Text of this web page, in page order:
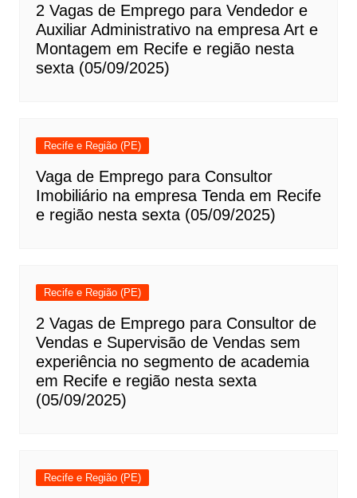
2 Vagas de Emprego para Vendedor e
Auxiliar Administrativo na empresa Art e
Montagem em Recife e região nesta
sexta (05/09/2025)
Recife e Região (PE)
Vaga de Emprego para Consultor
Imobiliário na empresa Tenda em Recife
e região nesta sexta (05/09/2025)
Recife e Região (PE)
2 Vagas de Emprego para Consultor de
Vendas e Supervisão de Vendas sem
experiência no segmento de academia
em Recife e região nesta sexta
(05/09/2025)
Recife e Região (PE)